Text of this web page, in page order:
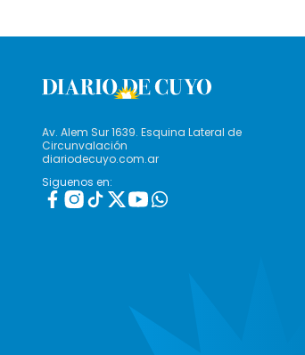
Av. Alem Sur 1639. Esquina Lateral de
Circunvalación
diariodecuyo.com.ar
Siguenos en: